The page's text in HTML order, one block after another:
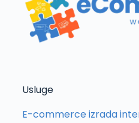
Usluge
E-commerce izrada